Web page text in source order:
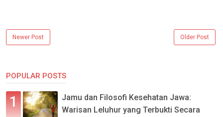
Newer Post Older Post
POPULAR POSTS
Jamu dan Filosofi Kesehatan Jawa:
Warisan Leluhur yang Terbukti Secara